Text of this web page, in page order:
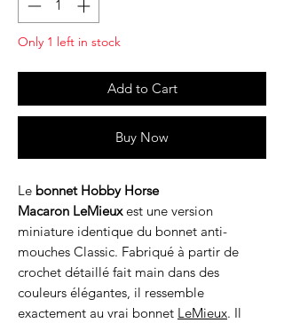
Only 1 left in stock
Add to Cart
Buy Now
Le bonnet Hobby Horse
Macaron LeMieuxest une version
miniature identique du bonnet anti-
mouches Classic. Fabriqué à partir de
crochet détaillé fait main dans des
couleurs élégantes, il ressemble
exactement au vrai bonnet LeMieux. Il